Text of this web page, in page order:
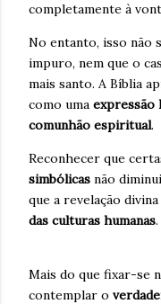
completamente à
No entanto, isso não
impuro, nem que o
mais santo. A Bíblia
como uma expressão
comunhão espiritual.
Reconhecer que
simbólicas não
que a revelação
das culturas humanas.
Mais do que fixar-se
contemplar o